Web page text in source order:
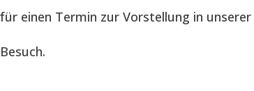
einen Termin zur Vorstellung in unserer